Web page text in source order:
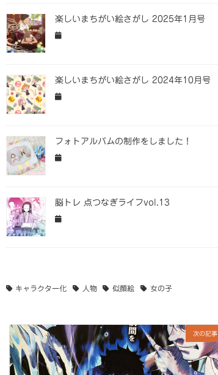
楽しいまちがい絵さがし 2025年1月号
楽しいまちがい絵さがし 2024年10月号
フォトアルバムの制作をしました！
脳トレ 点つなぎライフvol.13
キャラクター化 人物 似顔絵 女の子
次の記事